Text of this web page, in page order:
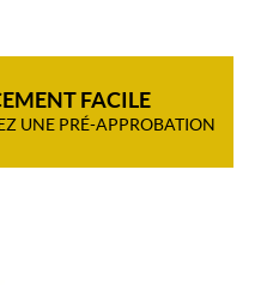
FACILE
UNE PRÉ-APPROBATION